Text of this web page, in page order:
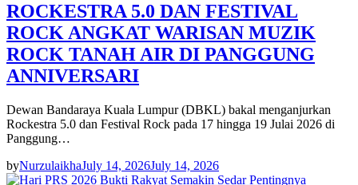
ROCKESTRA 5.0 DAN FESTIVAL
ROCK ANGKAT WARISAN MUZIK
ROCK TANAH AIR DI PANGGUNG
ANNIVERSARI
Dewan Bandaraya Kuala Lumpur (DBKL) bakal menganjurkan
Rockestra 5.0 dan Festival Rock pada 17 hingga 19 Julai 2026 di
Panggung…
byNurzulaikhaJuly 14, 2026July 14, 2026